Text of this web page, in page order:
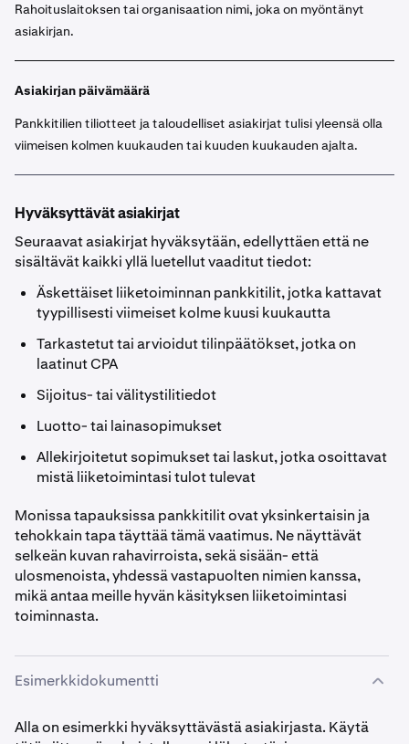
Rahoituslaitoksen tai organisaation nimi, joka on myöntänyt
asiakirjan.
Asiakirjan päivämäärä
Pankkitilien tiliotteet ja taloudelliset asiakirjat tulisi yleensä olla
viimeisen kolmen kuukauden tai kuuden kuukauden ajalta.
Hyväksyttävät asiakirjat
Seuraavat asiakirjat hyväksytään, edellyttäen että ne
sisältävät kaikki yllä luetellut vaaditut tiedot:
Äskettäiset liiketoiminnan pankkitilit, jotka kattavat
tyypillisesti viimeiset kolme kuusi kuukautta
Tarkastetut tai arvioidut tilinpäätökset, jotka on
laatinut CPA
Sijoitus- tai välitystilitiedot
Luotto- tai lainasopimukset
Allekirjoitetut sopimukset tai laskut, jotka osoittavat
mistä liiketoimintasi tulot tulevat
Monissa tapauksissa pankkitilit ovat yksinkertaisin ja
tehokkain tapa täyttää tämä vaatimus. Ne näyttävät
selkeän kuvan rahavirroista, sekä sisään- että
ulosmenoista, yhdessä vastapuolten nimien kanssa,
mikä antaa meille hyvän käsityksen liiketoimintasi
toiminnasta.
Esimerkkidokumentti
Alla on esimerkki hyväksyttävästä asiakirjasta. Käytä